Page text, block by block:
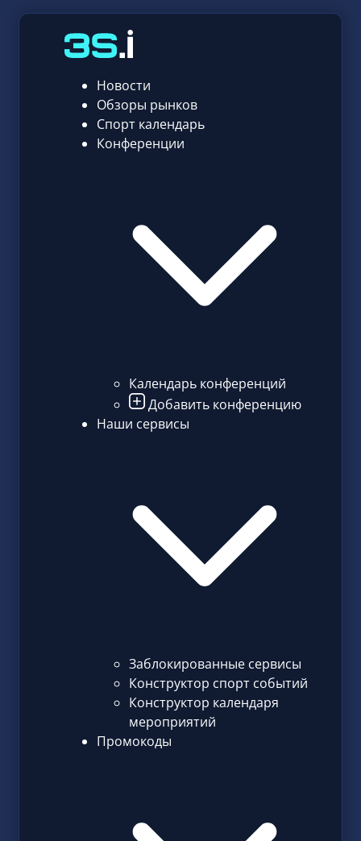
Новости
Обзоры рынков
Спорт календарь
Конференции
Календарь конференций
Добавить конференцию
Наши сервисы
Заблокированные сервисы
Конструктор спорт событий
Конструктор календаря
мероприятий
Промокоды